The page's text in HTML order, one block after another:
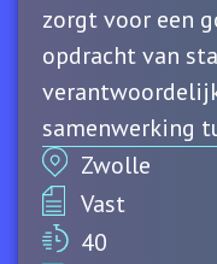
zorgt voor een
opdracht van
samenwerking
Zwolle
Vast
40